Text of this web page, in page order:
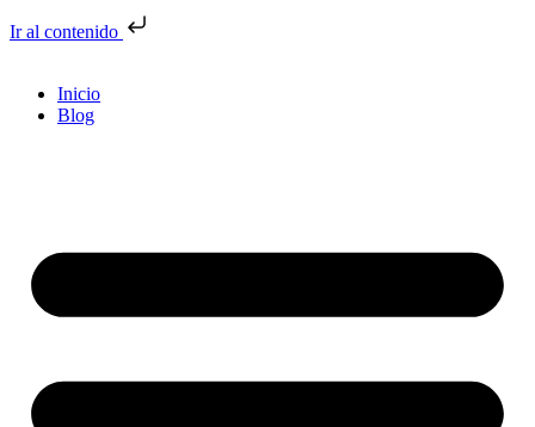
Ir al contenido
Inicio
Blog